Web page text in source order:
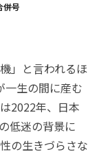
併号
」と言われるほ
一生の間に産む
2022年、日本
低迷の背景に
の生きづらさな